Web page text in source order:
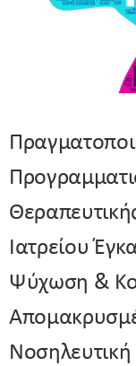
Ιατρείου
Ψύχωση &